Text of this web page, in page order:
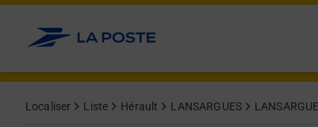
Allez au contenu
Localiser Liste Hérault LANSARGUES
Afficher ou masquer la réponse
Afficher ou masquer la réponse
Afficher ou masquer la réponse